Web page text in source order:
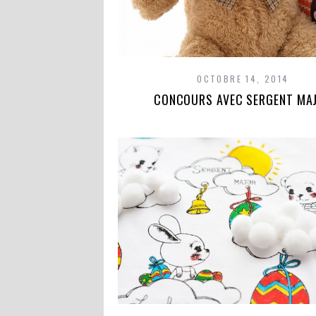
OCTOBRE 14, 2014
CONCOURS AVEC SERGENT